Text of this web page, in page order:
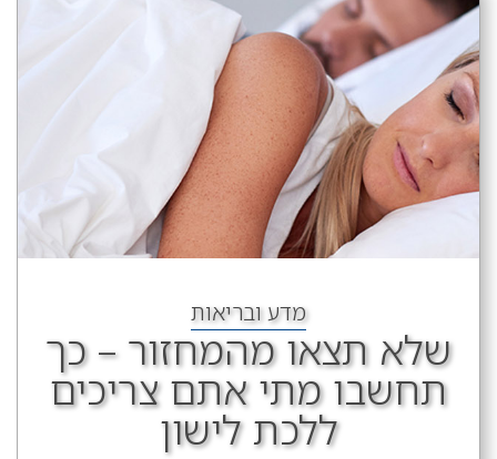
מדע ובריאות
שלא תצאו מהמחזור – כך
תחשבו מתי אתם צריכים
ללכת לישון